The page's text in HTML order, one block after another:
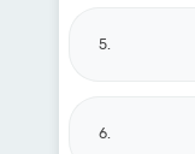
5.
6.